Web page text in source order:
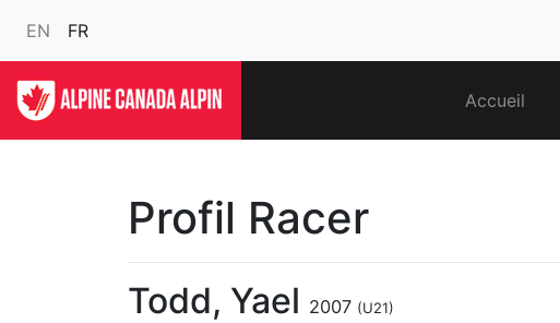
EN FR
Accueil
Profil Racer
Todd, Yael 2007 (U21)